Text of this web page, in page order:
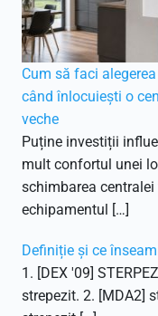
Cum să faci
când înlocuiești o
veche
Puține investiții
mult confortul unei
schimbarea centralei
echipamentul […]
Definiție și ce
1. [DEX '09]
strepezit. 2. [MDA2]